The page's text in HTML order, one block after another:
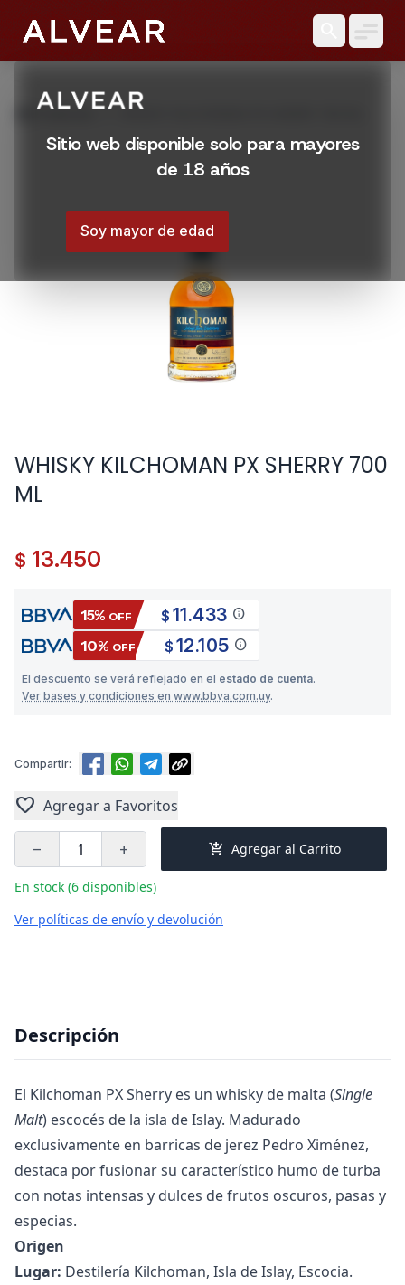
Sitio web disponible solo para mayores
de 18 años
Soy mayor de edad
Productos WHISKY KILCHOMAN PX SHERRY 700 ML
WHISKY KILCHOMAN PX SHERRY 700
ML
$ 13.450
15% OFF $ 11.433 info
10% OFF $ 12.105 info
El descuento se verá reflejado en el estado de cuenta.
Ver bases y condiciones en www.bbva.com.uy.
Compartir:
favorite Agregar a Favoritos
remove add add_shopping_cart Agregar al Carrito
En stock (6 disponibles)
Ver políticas de envío y devolución
Descripción
El Kilchoman PX Sherry es un whisky de malta (Single
Malt) escocés de la isla de Islay. Madurado
exclusivamente en barricas de jerez Pedro Ximénez,
destaca por fusionar su característico humo de turba
con notas intensas y dulces de frutos oscuros, pasas y
especias.
Origen
Lugar: Destilería Kilchoman, Isla de Islay, Escocia.